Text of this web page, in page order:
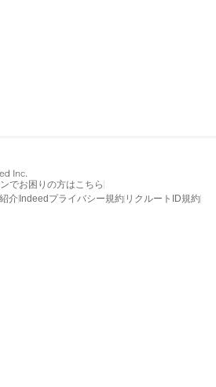
でお困りの方はこちら
介 Indeedプライバシー規約 リクルートID規約